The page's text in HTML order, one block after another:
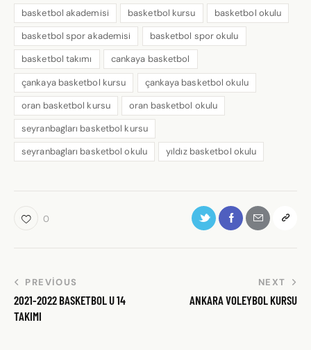
basketbol akademisi basketbol kursu
basketbol okulu
basketbol spor akademisi
basketbol spor okulu
basketbol takımı
cankaya basketbol
çankaya basketbol kursu
çankaya basketbol okulu
oran basketbol kursu
oran basketbol okulu
seyranbagları basketbol kursu
seyranbagları basketbol okulu
yıldız basketbol okulu
0
PREVIOUS
2021-2022 BASKETBOL U 14
TAKIMI
NEXT
ANKARA VOLEYBOL KURSU